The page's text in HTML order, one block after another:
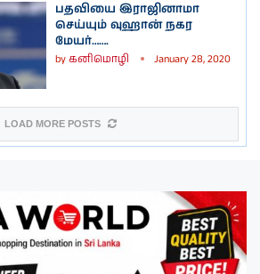
பதவியை இராஜினாமா
செய்யும் வுஹான் நகர
மேயர்…….
byகனிமொழி January 28, 2020
LOAD MORE POSTS